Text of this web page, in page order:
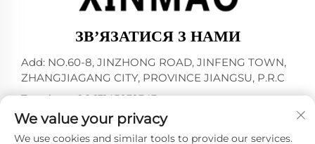
ЗВ’ЯЗАТИСЯ З НАМИ
Add: NO.60-8, JINZHONG ROAD, JINFENG TOWN,
ZHANGJIAGANG CITY, PROVINCE JIANGSU, P.R.C
Телефон:+86-13145032343
Ел. пошта:[email protected]
We value your privacy
We use cookies and similar tools to provide our services.